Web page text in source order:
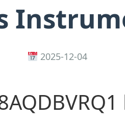
2025-12-04